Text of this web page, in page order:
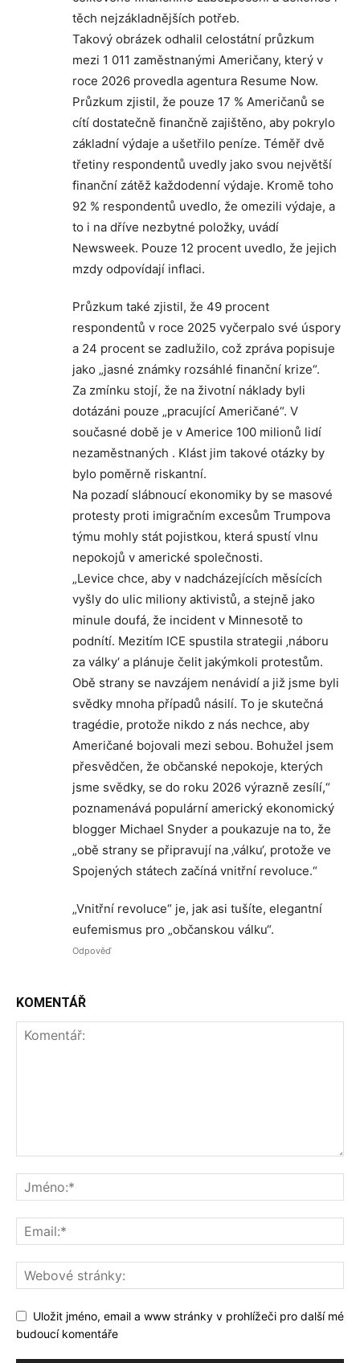
těch nejzákladnějších potřeb.
Takový obrázek odhalil celostátní průzkum
mezi 1 011 zaměstnanými Američany, který v
roce 2026 provedla agentura Resume Now.
Průzkum zjistil, že pouze 17 % Američanů se
cítí dostatečně finančně zajištěno, aby pokrylo
základní výdaje a ušetřilo peníze. Téměř dvě
třetiny respondentů uvedly jako svou největší
finanční zátěž každodenní výdaje. Kromě toho
92 % respondentů uvedlo, že omezili výdaje, a
to i na dříve nezbytné položky, uvádí
Newsweek. Pouze 12 procent uvedlo, že jejich
mzdy odpovídají inflaci.
Průzkum také zjistil, že 49 procent
respondentů v roce 2025 vyčerpalo své úspory
a 24 procent se zadlužilo, což zpráva popisuje
jako „jasné známky rozsáhlé finanční krize“.
Za zmínku stojí, že na životní náklady byli
dotázáni pouze „pracující Američané“. V
současné době je v Americe 100 milionů lidí
nezaměstnaných . Klást jim takové otázky by
bylo poměrně riskantní.
Na pozadí slábnoucí ekonomiky by se masové
protesty proti imigračním excesům Trumpova
týmu mohly stát pojistkou, která spustí vlnu
nepokojů v americké společnosti.
„Levice chce, aby v nadcházejících měsících
vyšly do ulic miliony aktivistů, a stejně jako
minule doufá, že incident v Minnesotě to
podnítí. Mezitím ICE spustila strategii ‚náboru
za války‘ a plánuje čelit jakýmkoli protestům.
Obě strany se navzájem nenávidí a již jsme byli
svědky mnoha případů násilí. To je skutečná
tragédie, protože nikdo z nás nechce, aby
Američané bojovali mezi sebou. Bohužel jsem
přesvědčen, že občanské nepokoje, kterých
jsme svědky, se do roku 2026 výrazně zesílí,“
poznamenává populární americký ekonomický
blogger Michael Snyder a poukazuje na to, že
„obě strany se připravují na ‚válku‘, protože ve
Spojených státech začíná vnitřní revoluce.“
„Vnitřní revoluce“ je, jak asi tušíte, elegantní
eufemismus pro „občanskou válku“.
Odpověď
KOMENTÁŘ
Uložit jméno, email a www stránky v prohlížeči pro další mé
budoucí komentáře